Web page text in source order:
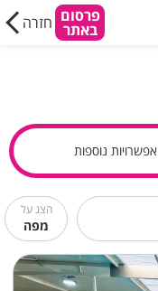
פרסום
באתר חזרה
אפשרויות נוספות
הצג על
מפה